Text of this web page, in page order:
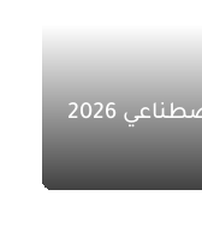
حرب المتصفحات بالذكاء الاصطناعي 2026